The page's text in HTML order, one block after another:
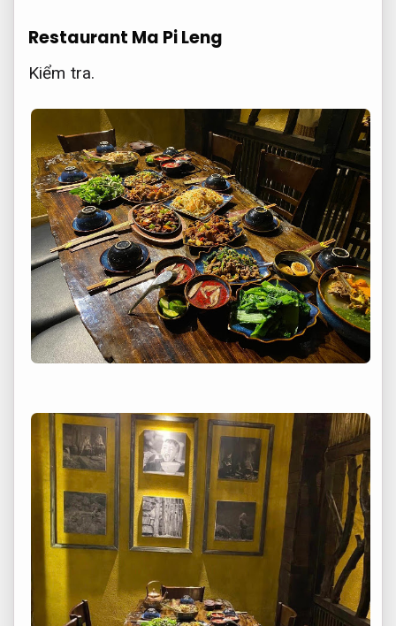
Restaurant Ma Pi Leng
Kiểm tra.